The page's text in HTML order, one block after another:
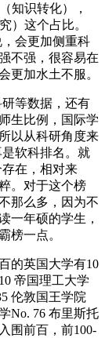
知识转化），
）这个占比。
会更加侧重科
不强，很容易在
更加水土不服。
等数据，还有
生比例，国际学
以从科研角度来
软科排名。就
在，相对来
。对于这个榜
那么多，因为不
一年硕的学生，
榜一点。
的英国大学有10
帝国理工大学
伦敦国王学院
No. 76 布里斯托
围前百，前100-